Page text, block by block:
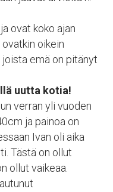
ovat koko ajan
oikein
emä on pitänyt
uutta kotia!
verran yli vuoden
ja painoa on
Ivan oli aika
Tästä on ollut
ollut vaikeaa.